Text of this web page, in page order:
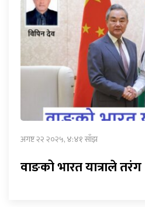
अगष्ट २२ २०२५, ४:४१ साँझ
वाङको भारत यात्राले तरंग